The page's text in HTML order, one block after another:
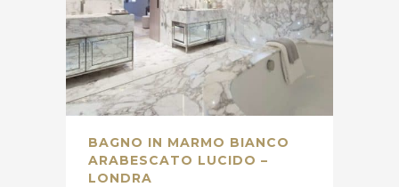
BAGNO IN MARMO BIANCO
ARABESCATO LUCIDO –
LONDRA